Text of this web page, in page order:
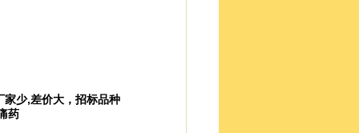
少,差价大，招标品种
药